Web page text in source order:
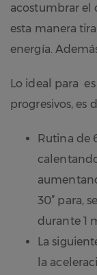
acostumbrar el
esta manera
energía.
Lo ideal para
progresivos, es
Rutina de
30” para,
durante 1
La
la